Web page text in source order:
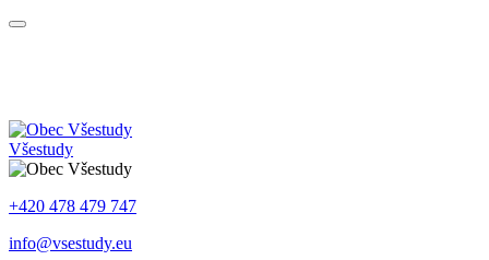
Všestudy
+420 478 479 747
info@vsestudy.eu